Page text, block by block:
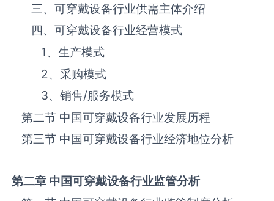
三、‌‌‌‌‌‌可穿戴设备‌‌‌‌‌‌‌‌‌‌‌‌‌‌‌‌‌‌行业供需主体介绍
四、‌‌‌‌‌‌可穿戴设备‌‌‌‌‌‌‌‌‌‌‌‌‌‌‌‌‌‌行业经营模式
1、生产模式
2、采购模式
3、销售/服务模式
第二节 中国‌‌‌‌‌‌可穿戴设备‌‌‌‌‌‌‌‌‌‌‌‌‌‌‌‌‌‌行业发展历程
第三节 中国‌‌‌‌‌‌可穿戴设备‌‌‌‌‌‌‌‌‌‌‌‌‌‌‌行业经济地位分析
第二章 中国可穿戴设备行业监管分析